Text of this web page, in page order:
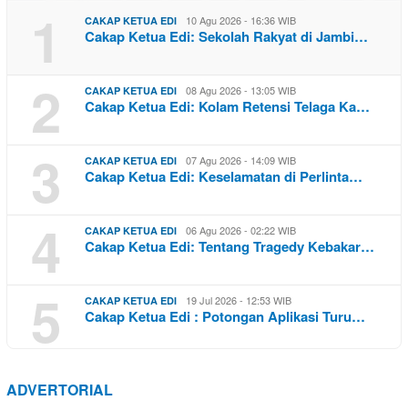
1 CAKAP KETUA EDI 10 Agu 2026 - 16:36 WIB
Cakap Ketua Edi: Sekolah Rakyat di Jambi…
2 CAKAP KETUA EDI 08 Agu 2026 - 13:05 WIB
Cakap Ketua Edi: Kolam Retensi Telaga Ka…
3 CAKAP KETUA EDI 07 Agu 2026 - 14:09 WIB
Cakap Ketua Edi: Keselamatan di Perlinta…
4 CAKAP KETUA EDI 06 Agu 2026 - 02:22 WIB
Cakap Ketua Edi: Tentang Tragedy Kebakar…
5 CAKAP KETUA EDI 19 Jul 2026 - 12:53 WIB
Cakap Ketua Edi : Potongan Aplikasi Turu…
ADVERTORIAL